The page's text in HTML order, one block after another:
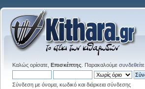
Καλώς ορίσατε, Επισκέπτης . Παρακαλούμε συνδεθείτε
Σύνδεση με όνομα, κωδικό και διάρκεια σύνδεσης